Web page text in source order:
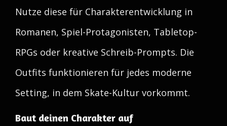
Nutze diese für Charakterentwicklung in
Romanen, Spiel-Protagonisten, Tabletop-
RPGs oder kreative Schreib-Prompts. Die
Outfits funktionieren für jedes moderne
Setting, in dem Skate-Kultur vorkommt.
Baut deinen Charakter auf